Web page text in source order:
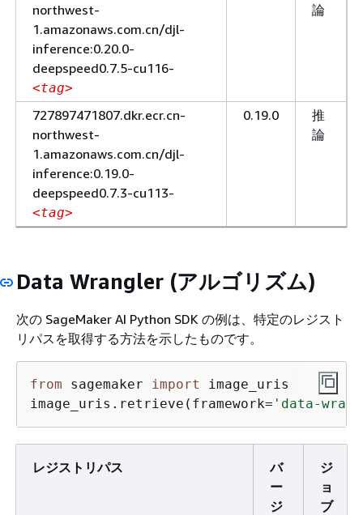
northwest-
1.amazonaws.com.cn/djl-
inference:0.20.0-
deepspeed0.7.5-cu116-
<tag>
論
727897471807.dkr.ecr.cn-
northwest-
1.amazonaws.com.cn/djl-
inference:0.19.0-
deepspeed0.7.3-cu113-
<tag>
0.19.0
推
論
Data Wrangler (アルゴリズム)
次の SageMaker AI Python SDK の例は、特定のレジスト
リパスを取得する方法を示したものです。
from sagemaker import
image_uris
image_uris.retrieve(framework= 'data-
レジストリパス
バ
ー
ジ
ジ
ョ
ブ